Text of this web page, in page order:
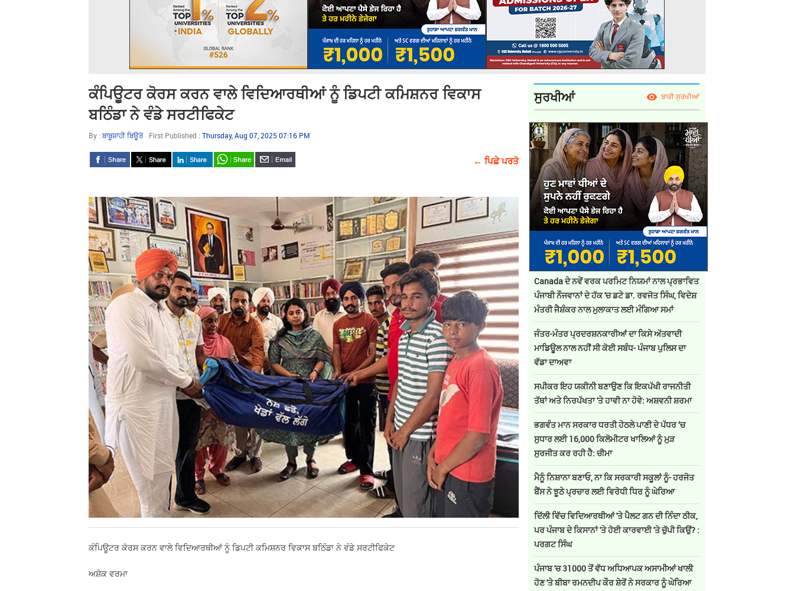
ਕੰਪਿਊਟਰ ਕੋਰਸ ਕਰਨ ਵਾਲੇ ਵਿਦਿਆਰਥੀਆਂ ਨੂੰ ਡਿਪਟੀ ਕਮਿਸ਼ਨਰ ਵਿਕਾਸ
ਬਠਿੰਡਾ ਨੇ ਵੰਡੇ ਸਰਟੀਫਿਕੇਟ
By : ਬਾਬੂਸ਼ਾਹੀ ਬਿਊਰੋ First Published : Thursday, Aug 07, 2025 07:16 PM
← ਪਿਛੇ ਪਰਤੋ
ਕੰਪਿਊਟਰ ਕੋਰਸ ਕਰਨ ਵਾਲੇ ਵਿਦਿਆਰਥੀਆਂ ਨੂੰ ਡਿਪਟੀ ਕਮਿਸ਼ਨਰ ਵਿਕਾਸ ਬਠਿੰਡਾ ਨੇ ਵੰਡੇ ਸਰਟੀਫਿਕੇਟ
ਅਸ਼ੋਕ ਵਰਮਾ
ਸੁਰਖੀਆਂ ਬਾਕੀ ਸੁਰਖੀਆਂ
Canada ਦੇ ਨਵੇਂ ਵਰਕ ਪਰਮਿਟ ਨਿਯਮਾਂ ਨਾਲ ਪ੍ਰਭਾਵਿਤ
ਪੰਜਾਬੀ ਨੌਜਵਾਨਾਂ ਦੇ ਹੱਕ 'ਚ ਡਟੇ ਡਾ. ਰਵਜੋਤ ਸਿੰਘ, ਵਿਦੇਸ਼
ਮੰਤਰੀ ਜੈਸ਼ੰਕਰ ਨਾਲ ਮੁਲਾਕਾਤ ਲਈ ਮੰਗਿਆ ਸਮਾਂ
ਜੰਤਰ-ਮੰਤਰ ਪ੍ਰਦਰਸ਼ਨਕਾਰੀਆਂ ਦਾ ਕਿਸੇ ਅੱਤਵਾਦੀ
ਮਾਡਿਊਲ ਨਾਲ ਨਹੀਂ ਸੀ ਕੋਈ ਸਬੰਧ- ਪੰਜਾਬ ਪੁਲਿਸ ਦਾ
ਵੱਡਾ ਦਾਅਵਾ
ਸਪੀਕਰ ਇਹ ਯਕੀਨੀ ਬਣਾਉਣ ਕਿ ਇਕਪੱਖੀ ਰਾਜਨੀਤੀ
ਤੱਥਾਂ ਅਤੇ ਨਿਰਪੱਖਤਾ 'ਤੇ ਹਾਵੀ ਨਾ ਹੋਵੇ: ਅਸ਼ਵਨੀ ਸ਼ਰਮਾ
ਭਗਵੰਤ ਮਾਨ ਸਰਕਾਰ ਧਰਤੀ ਹੇਠਲੇ ਪਾਣੀ ਦੇ ਪੱਧਰ ‘ਚ
ਸੁਧਾਰ ਲਈ 16,000 ਕਿਲੋਮੀਟਰ ਖਾਲਿਆਂ ਨੂੰ ਮੁੜ
ਸੁਰਜੀਤ ਕਰ ਰਹੀ ਹੈ: ਚੀਮਾ
ਮੈਨੂੰ ਨਿਸ਼ਾਨਾ ਬਣਾਓ, ਨਾ ਕਿ ਸਰਕਾਰੀ ਸਕੂਲਾਂ ਨੂੰ- ਹਰਜੋਤ
ਬੈਂਸ ਨੇ ਝੂਠੇ ਪ੍ਰਚਾਰ ਲਈ ਵਿਰੋਧੀ ਧਿਰ ਨੂੰ ਘੇਰਿਆ
ਦਿੱਲੀ ਵਿੱਚ ਵਿਦਿਆਰਥੀਆਂ 'ਤੇ ਪੈਲਟ ਗਨ ਦੀ ਨਿੰਦਾ ਠੀਕ,
ਪਰ ਪੰਜਾਬ ਦੇ ਕਿਸਾਨਾਂ 'ਤੇ ਹੋਈ ਕਾਰਵਾਈ 'ਤੇ ਚੁੱਪੀ ਕਿਉਂ? :
ਪਰਗਟ ਸਿੰਘ
ਪੰਜਾਬ 'ਚ 31000 ਤੋਂ ਵੱਧ ਅਧਿਆਪਕ ਅਸਾਮੀਆਂ ਖਾਲੀ
ਹੋਣ 'ਤੇ ਬੀਬਾ ਰਮਨਦੀਪ ਕੌਰ ਸ਼ੇਰੋਂ ਨੇ ਸਰਕਾਰ ਨੂੰ ਘੇਰਿਆ